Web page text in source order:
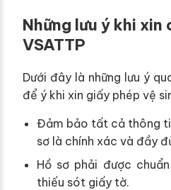
Những lưu ý khi
VSATTP
Dưới đây là những lưu ý
để ý khi xin giấy phép vệ
Đảm bảo tất cả thông
sơ là chính xác và đầy
Hồ sơ phải được
thiếu sót giấy tờ.